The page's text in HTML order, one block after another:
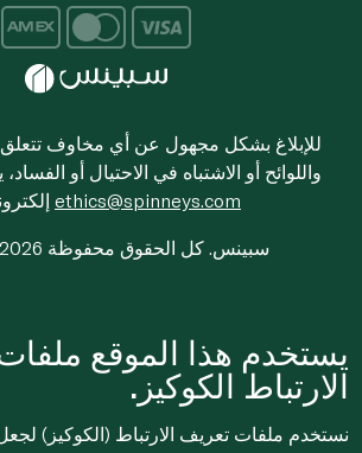
للإبلاغ بشكل مجهول عن أي مخاوف تتعلق
واللوائح أو الاشتباه في الاحتيال أو
ethics@spinneys.com
© 2020-2026 سبينس. كل الحقوق محفوظة
يستخدم هذا الموقع
الارتباط الكوكيز.
نستخدم ملفات تعريف الارتباط (الكوكيز)